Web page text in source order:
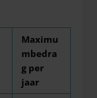
Maximu
mbedra
g per
jaar